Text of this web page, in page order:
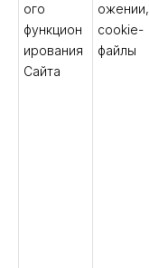
ого
функцион
ирования
Сайта
ожении,
cookie-
файлы